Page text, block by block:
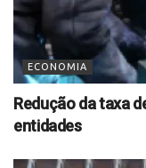
ECONOMIA
Redução da taxa
entidades